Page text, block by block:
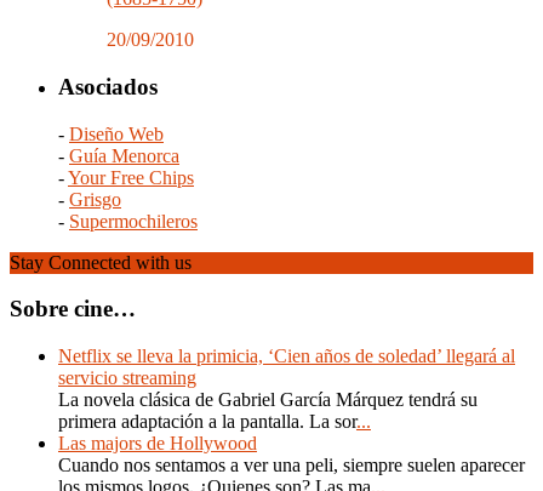
20/09/2010
Asociados
- Diseño Web
- Guía Menorca
-Your Free Chips
- Grisgo
- Supermochileros
Stay Connected with us
Sobre cine…
Netflix se lleva la primicia, ‘Cien años de soledad’ llegará al
servicio streaming
La novela clásica de Gabriel García Márquez tendrá su
primera adaptación a la pantalla. La sor...
Las majors de Hollywood
Cuando nos sentamos a ver una peli, siempre suelen aparecer
los mismos logos. ¿Quienes son? Las ma...